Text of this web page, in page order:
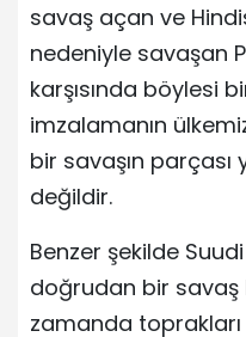
savaş açan ve
nedeniyle savaşan
karşısında böylesi
imzalamanın
bir savaşın parçası
değildir.
Benzer şekilde
doğrudan bir savaş
zamanda